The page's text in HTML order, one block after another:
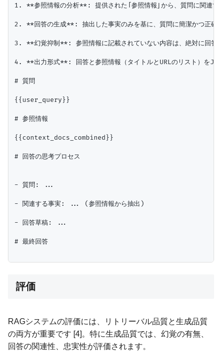
1. **参照情報の分析**: 提供された「参照情報」から、質問に関連す
2. **回答の生成**: 抽出した事実のみを基に、質問に簡潔かつ正確
3. **幻覚抑制**: 参照情報に記載されていない内容は、絶対に回答に
4. **出力形式**: 回答と参照情報（タイトルとURLのリスト）を
# 質問
{{user_query}}
# 参照情報
{{context_docs_combined}}
# 回答の思考プロセス
- 質問: ...
- 関連する事実: ... (参照情報から抽出)
- 回答草稿: ...
# 最終回答
評価
RAGシステムの評価には、リトリーバル品質と生成品質
の両方が重要です [4]。特に生成品質では、幻覚の有無、
回答の関連性、忠実性が評価されます。